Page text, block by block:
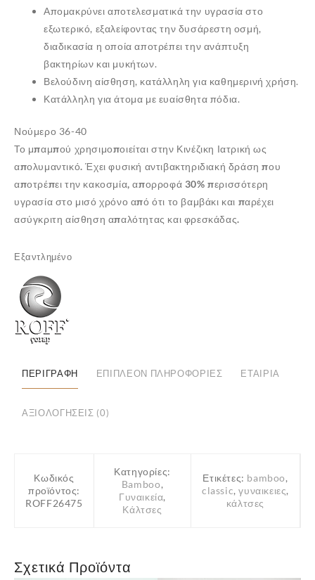
Απομακρύνει αποτελεσματικά την υγρασία στο
εξωτερικό, εξαλείφοντας την δυσάρεστη οσμή,
διαδικασία η οποία αποτρέπει την ανάπτυξη
βακτηρίων και μυκήτων.
Βελούδινη αίσθηση, κατάλληλη για καθημερινή χρήση.
Κατάλληλη για άτομα με ευαίσθητα πόδια.
Νούμερο 36-40
Το μπαμπού χρησιμοποιείται στην Κινέζικη Ιατρική ως
απολυμαντικό. Έχει φυσική αντιβακτηριδιακή δράση που
αποτρέπει την κακοσμία,απορροφά 30% περισσότερη
υγρασία στο μισό χρόνο από ότι το βαμβάκι και παρέχει
ασύγκριτη αίσθηση απαλότητας και φρεσκάδας.
Εξαντλημένο
ΠΕΡΙΓΡΑΦΉ ΕΠΙΠΛΈΟΝ ΠΛΗΡΟΦΟΡΊΕΣ ΕΤΑΙΡΊΑ
ΑΞΙΟΛΟΓΉΣΕΙΣ (0)
Κωδικός
προϊόντος:
ROFF26475
Κατηγορίες:
Bamboo,
Γυναικεία,
Κάλτσες
Ετικέτες: bamboo,
classic,γυναικειες,
κάλτσες
Σχετικά Προϊόντα